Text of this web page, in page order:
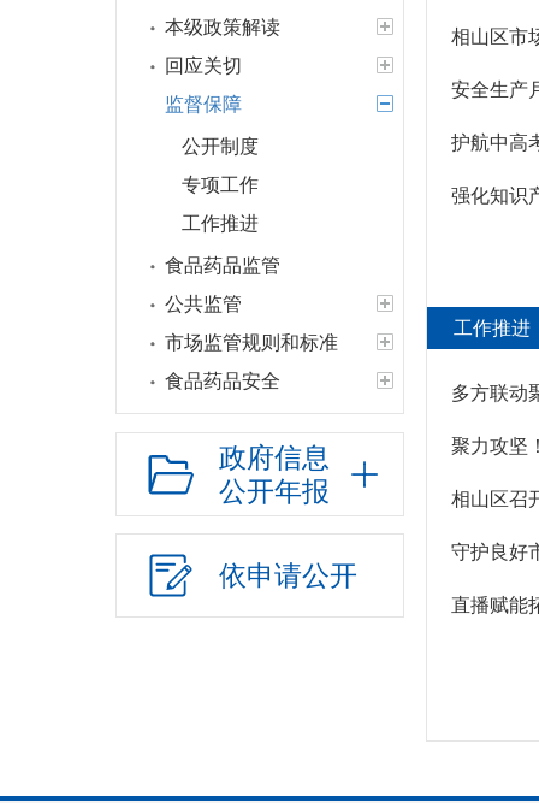
本级政策解读
回应关切
监督保障
公开制度
专项工作
工作推进
食品药品监管
公共监管
市场监管规则和标准
食品药品安全
政府信息
公开年报
依申请公开
相山区市
安全生产
护航中高
强化知识
工作推进
多方联动
聚力攻坚
相山区召
直播赋能